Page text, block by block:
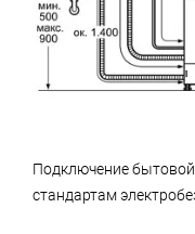
Подключение бытовой
стандартам